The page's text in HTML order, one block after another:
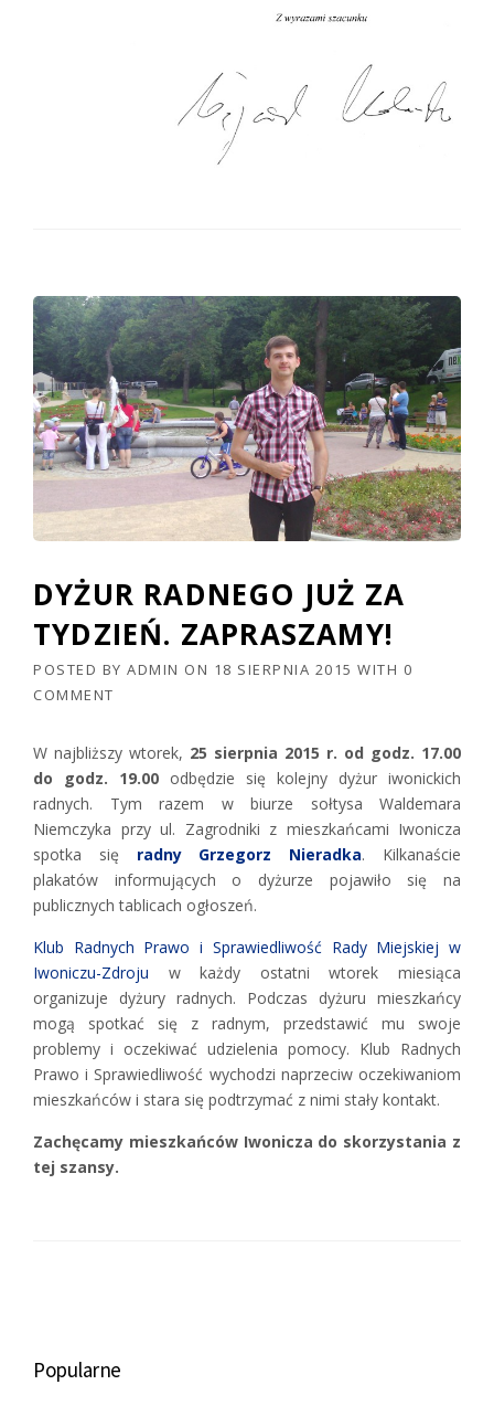
DYŻUR RADNEGO JUŻ ZA
TYDZIEŃ. ZAPRASZAMY!
POSTED BY ADMIN ON 18 SIERPNIA 2015 WITH 0
COMMENT
W najbliższy wtorek, 25 sierpnia 2015 r. od godz. 17.00
do godz. 19.00 odbędzie się kolejny dyżur iwonickich
radnych. Tym razem w biurze sołtysa Waldemara
Niemczyka przy ul. Zagrodniki z mieszkańcami Iwonicza
spotka się radny Grzegorz Nieradka. Kilkanaście
plakatów informujących o dyżurze pojawiło się na
publicznych tablicach ogłoszeń.
Klub Radnych Prawo i Sprawiedliwość Rady Miejskiej w
Iwoniczu-Zdroju w każdy ostatni wtorek miesiąca
organizuje dyżury radnych. Podczas dyżuru mieszkańcy
mogą spotkać się z radnym, przedstawić mu swoje
problemy i oczekiwać udzielenia pomocy. Klub Radnych
Prawo i Sprawiedliwość wychodzi naprzeciw oczekiwaniom
mieszkańców i stara się podtrzymać z nimi stały kontakt.
Zachęcamy mieszkańców Iwonicza do skorzystania z
tej szansy.
Popularne